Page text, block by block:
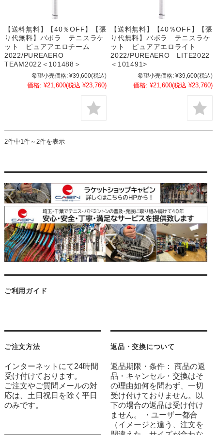
【送料無料】【40％OFF】【張
り代無料】バボラ テニスラケ
ット ピュアアエロチーム
2022/PUREAERO
TEAM2022＜101488＞
希望小売価格: ¥39,600(税込)
価格: ¥21,600(税込 ¥23,760)
【送料無料】【40％OFF】【張
り代無料】バボラ テニスラケ
ット ピュアアエロライト
2022/PUREAERO LITE2022
＜101491>
希望小売価格: ¥39,600(税込)
価格: ¥21,600(税込 ¥23,760)
2件中1件～2件を表示
ご利用ガイド
ご注文方法
インターネットにて24時間
受け付けております。
ご注文やご質問メールの対
応は、土日祝日を除く平日
のみです。
返品・交換について
返品期限・条件： 商品の返
品・キャンセル・交換はそ
の理由如何を問わず、一切
受け付けておりません。以
下の場合の返品は受け付け
ません。 ・ユーザー都合
（イメージと違う、注文を